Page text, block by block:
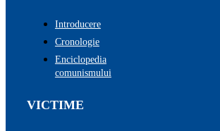
Introducere
Cronologie
Enciclopedia
comunismului
VICTIME